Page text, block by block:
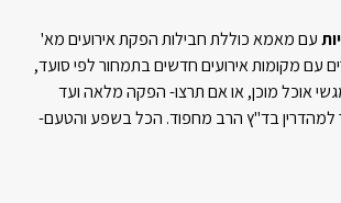
עם מאמא כוללת חבילות הפקת אירועים מא'
עם מקומות אירועים חדשים בתמחור לפי סועד,
אוכל מוכן, או אם תרצו- הפקה מלאה ועד
למהדרין בד"ץ הרב מחפוד. הכל בשפע והטעם-